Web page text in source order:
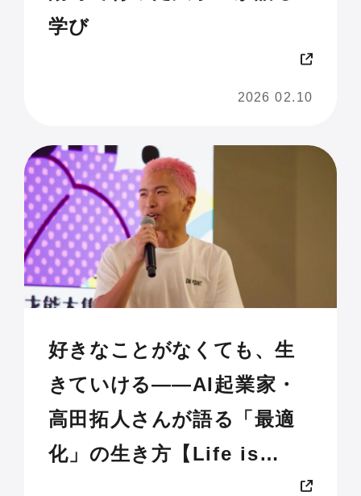
学び
2026 02.10
好きなことがなくても、生
きていける——AI起業家・
高田拓人さんが語る「最適
化」の生き方【Life is